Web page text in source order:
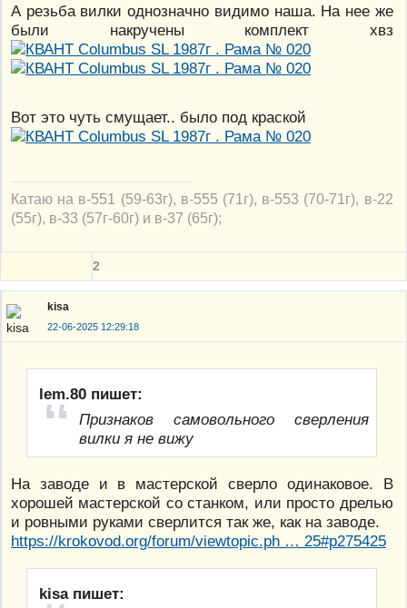
А резьба вилки однозначно видимо наша. На нее же
были накручены комплект хвз
Вот это чуть смущает.. было под краской
Катаю на в-551 (59-63г), в-555 (71г), в-553 (70-71г), в-22
(55г), в-33 (57г-60г) и в-37 (65г);
2
kisa
22-06-2025 12:29:18
lem.80 пишет:
Признаков самовольного сверления
вилки я не вижу
На заводе и в мастерской сверло одинаковое. В
хорошей мастерской со станком, или просто дрелью
и ровными руками сверлится так же, как на заводе.
https://krokovod.org/forum/viewtopic.ph … 25#p275425
kisa пишет: